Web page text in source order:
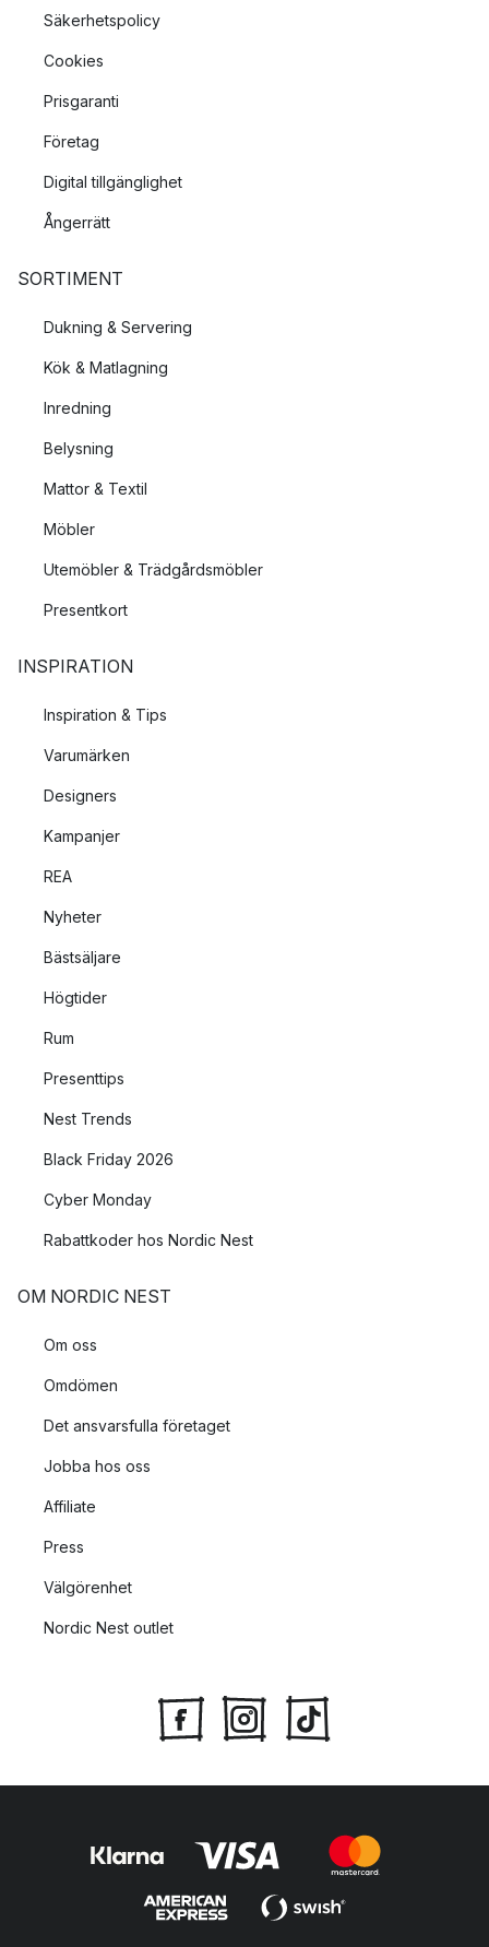
Säkerhetspolicy
Cookies
Prisgaranti
Företag
Digital tillgänglighet
Ångerrätt
SORTIMENT
Dukning & Servering
Kök & Matlagning
Inredning
Belysning
Mattor & Textil
Möbler
Utemöbler & Trädgårdsmöbler
Presentkort
INSPIRATION
Inspiration & Tips
Varumärken
Designers
Kampanjer
REA
Nyheter
Bästsäljare
Högtider
Rum
Presenttips
Nest Trends
Black Friday 2026
Cyber Monday
Rabattkoder hos Nordic Nest
OM NORDIC NEST
Om oss
Omdömen
Det ansvarsfulla företaget
Jobba hos oss
Affiliate
Press
Välgörenhet
Nordic Nest outlet